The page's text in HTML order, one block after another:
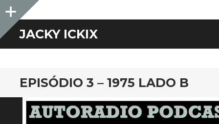
Sidebar
JACKY ICKIX
EPISÓDIO 3 – 1975 LADO B